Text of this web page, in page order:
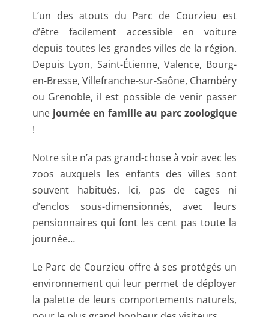
L’un des atouts du Parc de Courzieu est
d’être facilement accessible en voiture
depuis toutes les grandes villes de la région.
Depuis Lyon, Saint-Étienne, Valence, Bourg-
en-Bresse, Villefranche-sur-Saône, Chambéry
ou Grenoble, il est possible de venir passer
une journée en famille au parc zoologique
!
Notre site n’a pas grand-chose à voir avec les
zoos auxquels les enfants des villes sont
souvent habitués. Ici, pas de cages ni
d’enclos sous-dimensionnés, avec leurs
pensionnaires qui font les cent pas toute la
journée…
Le Parc de Courzieu offre à ses protégés un
environnement qui leur permet de déployer
la palette de leurs comportements naturels,